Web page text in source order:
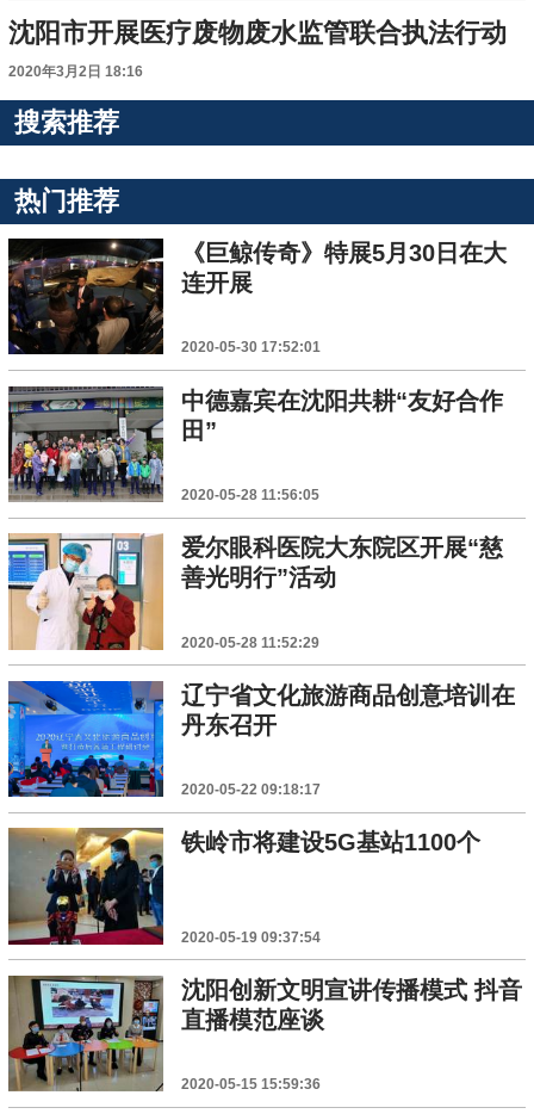
沈阳市开展医疗废物废水监管联合执法行动
2020年3月2日 18:16
搜索推荐
热门推荐
《巨鲸传奇》特展5月30日在大
连开展
2020-05-30 17:52:01
中德嘉宾在沈阳共耕“友好合作
田”
2020-05-28 11:56:05
爱尔眼科医院大东院区开展“慈
善光明行”活动
2020-05-28 11:52:29
辽宁省文化旅游商品创意培训在
丹东召开
2020-05-22 09:18:17
铁岭市将建设5G基站1100个
2020-05-19 09:37:54
沈阳创新文明宣讲传播模式 抖音
直播模范座谈
2020-05-15 15:59:36